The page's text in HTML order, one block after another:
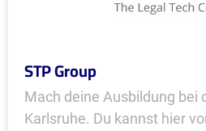
STP Group
Mach deine Ausbildung bei
Karlsruhe. Du kannst hier